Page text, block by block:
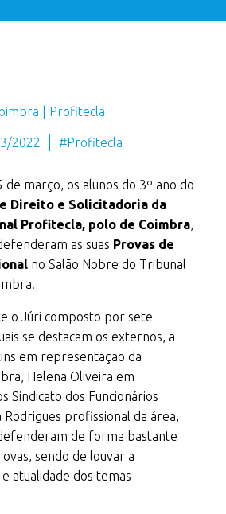
| Profitecla
2022 #Profitecla
de março, os alunos do 3º ano do
Direito e Solicitadoria da
Profitecla, polo de Coimbra,
as suas Provas de
no Salão Nobre do Tribunal
o Júri composto por sete
se destacam os externos, a
em representação da
Helena Oliveira em
Sindicato dos Funcionários
Rodrigues profissional da área,
de forma bastante
sendo de louvar a
atualidade dos temas